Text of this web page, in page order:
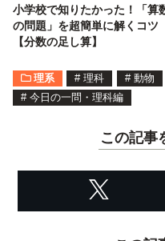
小学校で知りたかった！「算
の問題」を超簡単に解くコツ
【分数の足し算】
理系 # 理科 # 動物
# 今日の一問・理科編
この記事